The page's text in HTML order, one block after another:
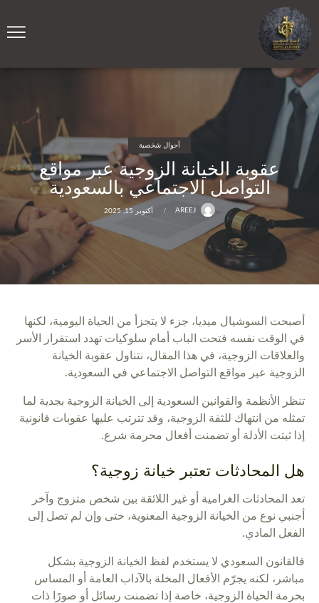
أحوال شخصية
عقوبة الخيانة الزوجية عبر مواقع
التواصل الاجتماعي بالسعودية
AREEJ أكتوبر 15, 2025
أصبحت السوشيال ميديا، جزء لا يتجزأ من الحياة اليومية، لكنها
في الوقت نفسه فتحت الباب أمام سلوكيات تهدد استقرار الأسر
والعلاقات الزوجية، في هذا المقال، نتناول عقوبة الخيانة
الزوجية عبر مواقع التواصل الاجتماعي في السعودية.
تنظر الأنظمة والقوانين السعودية إلى الخيانة الزوجية بجدية لما
تمثله من انتهاك للثقة الزوجية، وقد تترتب عليها عقوبات قانونية
إذا ثبتت الأدلة أو تضمنت أفعال محرمة شرع.
هل المحادثات تعتبر خيانة زوجية؟
تعد المحادثات الغرامية أو غير اللائقة بين شخص متزوج وآخر
أجنبي نوع من الخيانة الزوجية المعنوية، حتى وإن لم تصل إلى
الفعل المادي.
فالقانون السعودي لا يستخدم لفظ الخيانة الزوجية بشكل
مباشر، لكنه يجرّم الأفعال المخلة بالآداب العامة أو المساس
بحرمة الحياة الزوجية، خاصة إذا تضمنت رسائل أو صورًا ذات